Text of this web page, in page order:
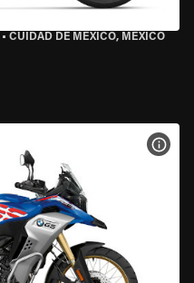
• CUIDAD DE MEXICO, MEXICO
VER